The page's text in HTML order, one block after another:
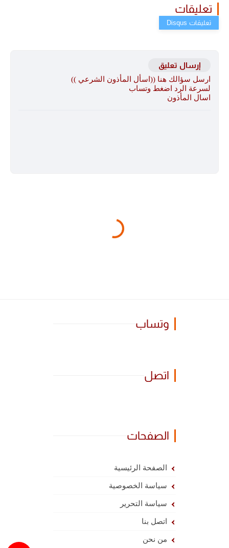
تعليقات
إرسال تعليق
ارسل سؤالك هنا ((اسأل المأذون الشرعي ))
لسرعة الرد اضغط وتساب
اسال المأذون
وتساب
اتصل
الصفحات
الصفحة الرئيسية
سياسة الخصوصية
سياسة التحرير
اتصل بنا
من نحن